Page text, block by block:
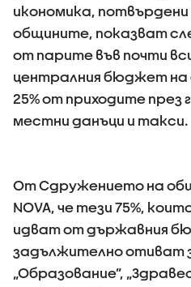
икономика,
общините, показват
от парите във почти
централния бюджет
25% от приходите
местни данъци и такси.
От Сдружението на
NOVA, че тези 75%,
идват от държавния
задължително отиват
„Образование”,